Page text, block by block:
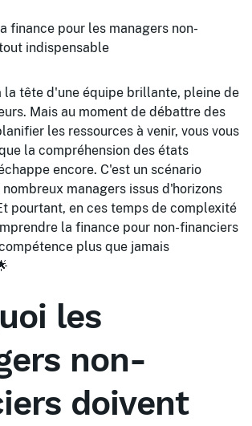
la tête d'une équipe brillante, pleine de
Mais au moment de débattre des
les ressources à venir, vous vous
la compréhension des états
encore. C'est un scénario
managers issus d'horizons
pourtant, en ces temps de complexité
la finance pour non-financiers
plus que jamais
les
non-
doivent